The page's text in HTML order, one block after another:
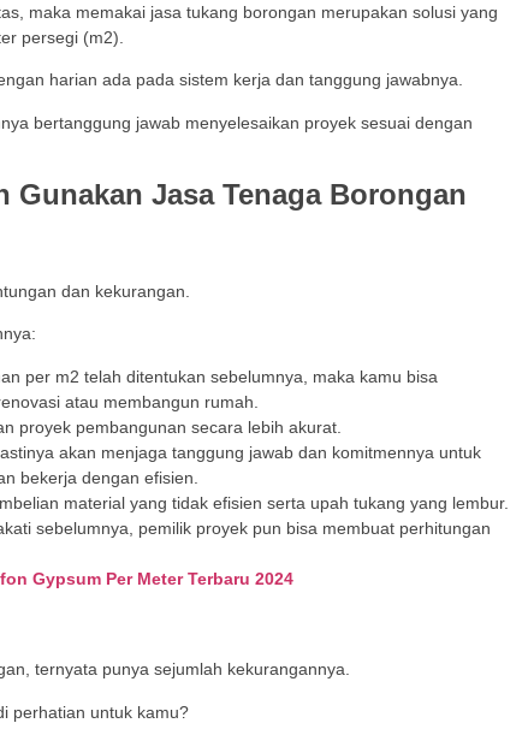
maka memakai jasa tukang borongan merupakan solusi yang
persegi (m2).
harian ada pada sistem kerja dan tanggung jawabnya.
bertanggung jawab menyelesaikan proyek sesuai dengan
Jasa Tenaga Borongan
dan kekurangan.
per m2 telah ditentukan sebelumnya, maka kamu bisa
atau membangun rumah.
proyek pembangunan secara lebih akurat.
akan menjaga tanggung jawab dan komitmennya untuk
bekerja dengan efisien.
material yang tidak efisien serta upah tukang yang lembur.
sebelumnya, pemilik proyek pun bisa membuat perhitungan
Gypsum Per Meter Terbaru 2024
ternyata punya sejumlah kekurangannya.
perhatian untuk kamu?